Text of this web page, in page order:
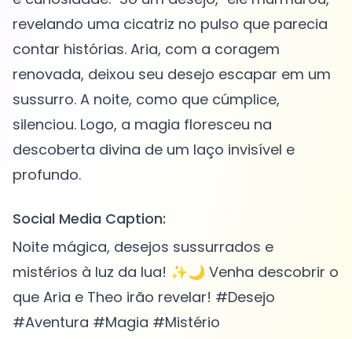
revelando uma cicatriz no pulso que parecia
contar histórias. Aria, com a coragem
renovada, deixou seu desejo escapar em um
sussurro. A noite, como que cúmplice,
silenciou. Logo, a magia floresceu na
descoberta divina de um laço invisível e
Social Media Caption:
Noite mágica, desejos sussurrados e
mistérios à luz da lua! ✨🌙 Venha descobrir o
que Aria e Theo irão revelar! #Desejo
#Aventura #Magia #Mistério